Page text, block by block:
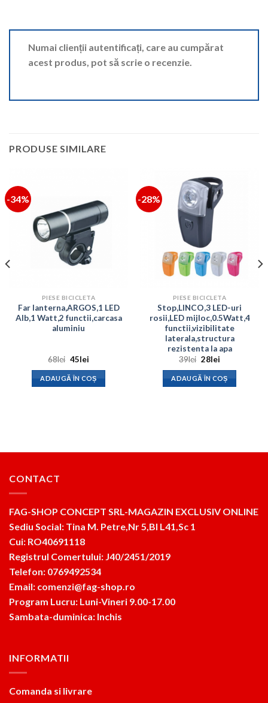
Numai clienții autentificați, care au cumpărat
acest produs, pot să scrie o recenzie.
PRODUSE SIMILARE
-34%
PIESE BICICLETA
Far lanterna,ARGOS,1 LED
Alb,1 Watt,2 functii,carcasa
aluminiu
68lei Prețul
a
fost:
68lei.
45leiPrețul
este:
45lei.
ADAUGĂ ÎN COȘ
-28%
PIESE BICICLETA
Stop,LINCO,3 LED-uri
rosii,LED mijloc,0.5Watt,4
functii,vizibilitate
laterala,structura
rezistenta la apa
39lei Prețul
a
fost:
39lei.
28leiPrețul
este:
28lei.
ADAUGĂ ÎN COȘ
CONTACT
FAG-SHOP CONCEPT SRL-MAGAZIN EXCLUSIV ONLINE
Sediu Social: Tina M. Petre,Nr 5,Bl L41,Sc 1
Cui: RO40691118
Registrul Comertului: J40/2451/2019
Telefon: 0769492534
Email: comenzi@fag-shop.ro
Program Lucru: Luni-Vineri 9.00-17.00
Sambata-duminica: Inchis
INFORMATII
Comanda si livrare